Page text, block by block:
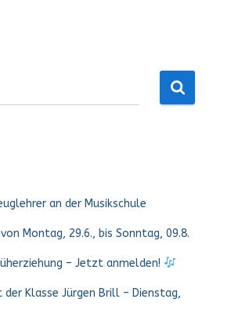
an der Musikschule
Montag, 29.6., bis Sonntag, 09.8.
– Jetzt anmelden!
Klasse Jürgen Brill – Dienstag,